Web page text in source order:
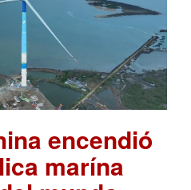
encendió
marína